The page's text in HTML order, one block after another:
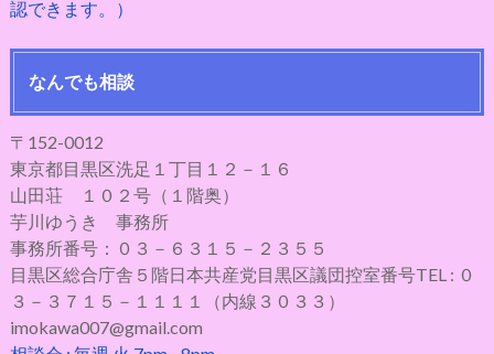
認できます。）
なんでも相談
〒152-0012
東京都目黒区洗足１丁目１２－１６
山田荘 １０２号（１階奥）
芋川ゆうき 事務所
事務所番号：０３－６３１５－２３５５
目黒区総合庁舎５階日本共産党目黒区議団控室番号TEL : ０
３－３７１５－１１１１（内線３０３３）
imokawa007@gmail.com